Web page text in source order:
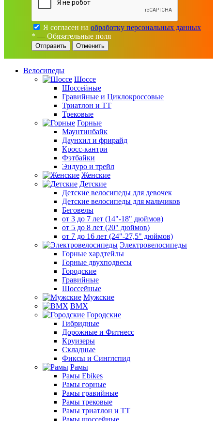
Я согласен на обработку персональных данных
* — Обязательные поля
Отменить
Велосипеды
Шоссе
Шоссейные
Гравийные и Циклокроссовые
Триатлон и ТТ
Трековые
Горные
Маунтинбайк
Даунхил и фрирайд
Кросс-кантри
Фэтбайки
Эндуро и трейл
Женские
Детские
Детские велосипеды для девочек
Детские велосипеды для мальчиков
Беговелы
от 3 до 7 лет (14"-18" дюймов)
от 5 до 8 лет (20" дюймов)
от 7 до 16 лет (24"-27,5" дюймов)
Электровелосипеды
Горные хардтейлы
Горные двухподвесы
Городские
Гравийные
Шоссейные
Мужские
BMX
Городские
Гибридные
Дорожные и Фитнесс
Круизеры
Складные
Фиксы и Синглспид
Рамы
Рамы Ebikes
Рамы горные
Рамы гравийные
Рамы трековые
Рамы триатлон и ТТ